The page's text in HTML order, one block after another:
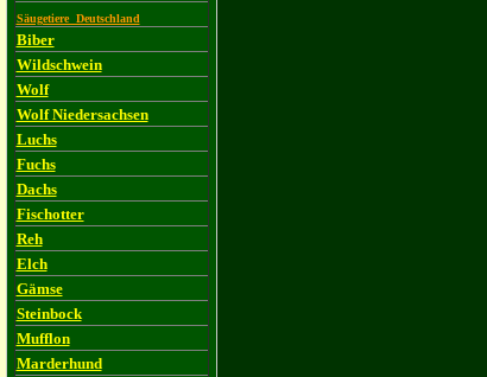
Säugetiere Deutschland
Biber
Wildschwein
Wolf
Wolf Niedersachsen
Luchs
Fuchs
Dachs
Fischotter
Reh
Elch
Gämse
Steinbock
Mufflon
Marderhund